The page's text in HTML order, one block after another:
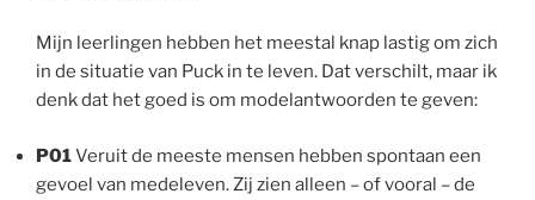
Mijn leerlingen hebben het meestal knap lastig om zich
in de situatie van Puck in te leven. Dat verschilt, maar ik
denk dat het goed is om modelantwoorden te geven:
P01Veruit de meeste mensen hebben spontaan een
gevoel van medeleven. Zij zien alleen – of vooral – de